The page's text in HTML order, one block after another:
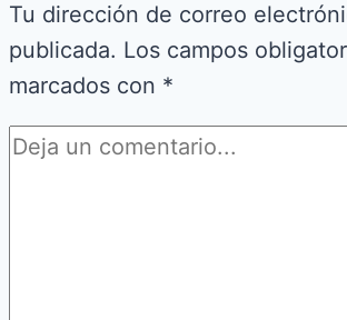
Tu dirección de correo
publicada. Los campos
marcados con *